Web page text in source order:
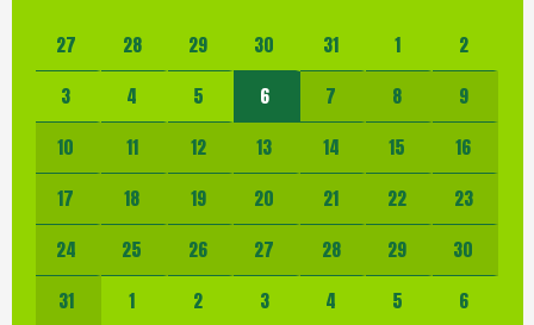
No hi ha cap activitat aquest mes
27 28 29 30 31 1
2
3
4 5 6 7 8
9
10
11 12 13 14 15
16
17
18 19 20 21 22
23
24
25 26 27 28 29
30
31
1 2 3 4 5 6